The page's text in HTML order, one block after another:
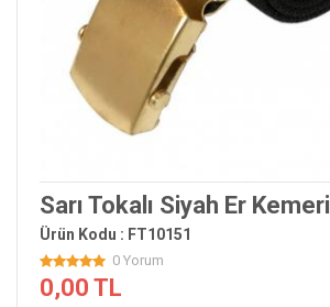
Sarı Tokalı Siyah Er Kemeri
Ürün Kodu : FT10151
0 Yorum
0,00 TL